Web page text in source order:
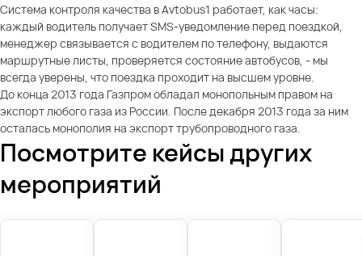
Система контроля качества в Avtobus1 работает, как часы:
каждый водитель получает SMS-уведомление перед поездкой,
менеджер связывается с водителем по телефону, выдаются
маршрутные листы, проверяется состояние автобусов, - мы
всегда уверены, что поездка проходит на высшем уровне.
До конца 2013 года Газпром обладал монопольным правом на
экспорт любого газа из России. После декабря 2013 года за ним
осталась монополия на экспорт трубопроводного газа.
Посмотрите кейсы других
мероприятий